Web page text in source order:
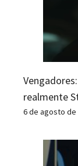
realmente
6 de agosto de